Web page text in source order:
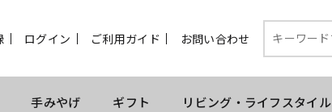
ログイン ご利用ガイド お問い合わせ
手みやげ ギフト リビング・ライフスタイル